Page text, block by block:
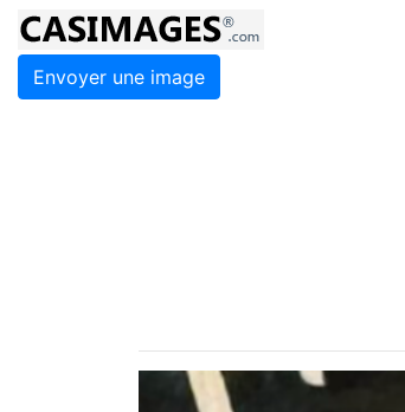
Envoyer une image